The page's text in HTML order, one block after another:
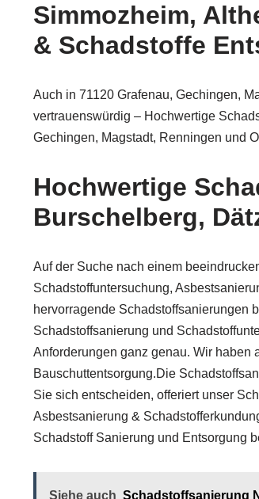
Simmozheim,
& Schadstoffe
Auch in 71120 Grafenau, Gechingen,
vertrauenswürdig – Hochwertige
Gechingen, Magstadt, Renningen und
Hochwertige
Burschelberg,
Auf der Suche nach einem
Schadstoffuntersuchung,
hervorragende Schadstoffsanierungen
Schadstoffsanierung und
Anforderungen ganz genau. Wir haben
Bauschuttentsorgung.Die
Sie sich entscheiden, offeriert unser
Asbestsanierung &
Schadstoff Sanierung und Entsorgung
Siehe auch Schadstoffsanierung